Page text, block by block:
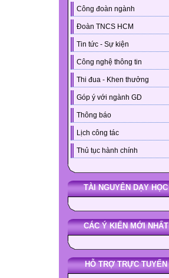
Công đoàn ngành
Đoàn TNCS HCM
Tin tức - Sự kiện
Công nghệ thông tin
Thi đua - Khen thưởng
Góp ý với ngành GD
Thông báo
Lịch công tác
Thủ tục hành chính
TÀI NGUYÊN DẠY HỌC
CÁC Ý KIẾN MỚI NHẤT
HỖ TRỢ TRỰC TUYẾN